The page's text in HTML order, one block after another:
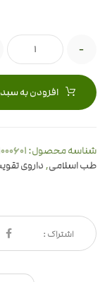
-
افزودن به
شناسه محصول:
طب اسلامی, داروی